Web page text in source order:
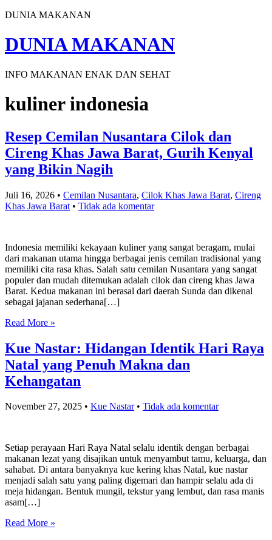
DUNIA MAKANAN
DUNIA MAKANAN
INFO MAKANAN ENAK DAN SEHAT
kuliner indonesia
Resep Cemilan Nusantara Cilok dan
Cireng Khas Jawa Barat, Gurih Kenyal
yang Bikin Nagih
Juli 16, 2026 • Cemilan Nusantara, Cilok Khas Jawa Barat, Cireng
Khas Jawa Barat • Tidak ada komentar
Indonesia memiliki kekayaan kuliner yang sangat beragam, mulai
dari makanan utama hingga berbagai jenis cemilan tradisional yang
memiliki cita rasa khas. Salah satu cemilan Nusantara yang sangat
populer dan mudah ditemukan adalah cilok dan cireng khas Jawa
Barat. Kedua makanan ini berasal dari daerah Sunda dan dikenal
sebagai jajanan sederhana[…]
Read More »
Kue Nastar: Hidangan Identik Hari Raya
Natal yang Penuh Makna dan
Kehangatan
November 27, 2025 • Kue Nastar • Tidak ada komentar
Setiap perayaan Hari Raya Natal selalu identik dengan berbagai
makanan lezat yang disajikan untuk menyambut tamu, keluarga, dan
sahabat. Di antara banyaknya kue kering khas Natal, kue nastar
menjadi salah satu yang paling digemari dan hampir selalu ada di
meja hidangan. Bentuk mungil, tekstur yang lembut, dan rasa manis
asam[…]
Read More »